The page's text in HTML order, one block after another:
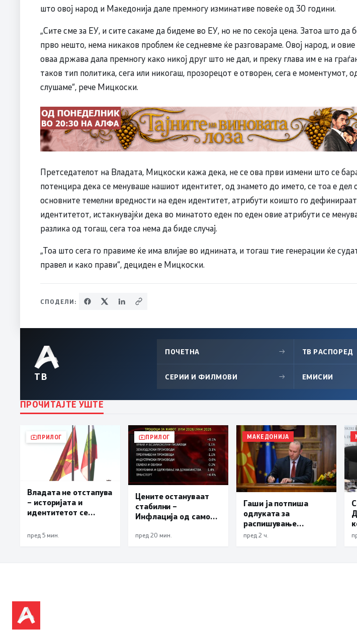
што овој народ и Македонија дале премногу изминативе повеќе од 30 години.
„Сите сме за ЕУ, и сите сакаме да бидеме во ЕУ, но не по секоја цена. Затоа што да
прво нешто, нема никаков проблем ќе седневме ќе разговараме. Овој народ, и овие
оваа држава дала премногу како никој друг што не дал, и преку глава им е на
таков тип политика, сега или никогаш, прозорецот е отворен, сега е моментумот,
слушаме“, рече Мицкоски.
Претседателот на Владата, Мицкоски кажа дека, не се ова први измени што се
потенцира дека се менуваше нашиот идентитет, од знамето до името, се тоа е дел
основните темелни вредности на еден идентитет, атрибути коишто го дефинираат
идентитетот, истакнувајќи дека во минатото еден по еден овие атрибути се
разлика од тогаш, сега тоа нема да биде случај.
„Тоа што сега го правиме ќе има влијае во иднината, и тогаш тие генерации ќе
правел и како прави“, дециден е Мицкоски.
СПОДЕЛИ:
ТВ
ПОЧЕТНА → ТВ РАСПОРЕД
СЕРИИ И ФИЛМОВИ → ЕМИСИИ
ПРОЧИТАЈТЕ УШТЕ
ПРИЛОГ
Владата не отстапува
– историјата и
идентитетот се
нема да се погази
пред 5 мин.
ПРИЛОГ
Цените остануваат
стабилни –
Инфлација од само
2,3% на годишно ниво
пред 20 мин.
МАКЕДОНИЈА
Гаши ја потпиша
одлуката за
распишување
предвремени избори
пред 2 ч.